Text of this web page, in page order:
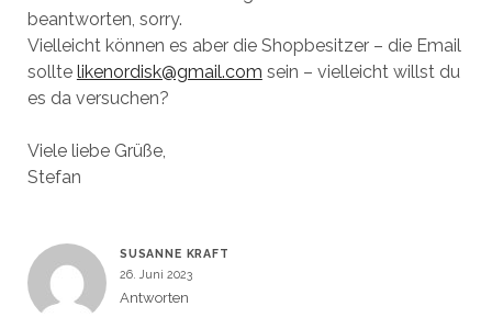
beantworten, sorry.
Vielleicht können es aber die Shopbesitzer – die Email
sollte likenordisk@gmail.com sein – vielleicht willst du
es da versuchen?
Viele liebe Grüße,
Stefan
SUSANNE KRAFT
26. Juni 2023
Antworten